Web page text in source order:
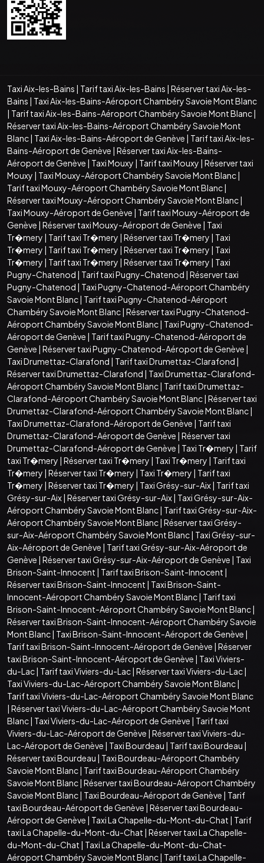
Taxi Aix-les-Bains | Tarif taxi Aix-les-Bains | Réserver taxi Aix-les-
Bains | Taxi Aix-les-Bains-Aéroport Chambéry Savoie Mont Blanc
| Tarif taxi Aix-les-Bains-Aéroport Chambéry Savoie Mont Blanc|
Réserver taxi Aix-les-Bains-Aéroport Chambéry Savoie Mont
Blanc| Taxi Aix-les-Bains-Aéroport de Genève | Tarif taxi Aix-les-
Bains-Aéroport de Genève | Réserver taxi Aix-les-Bains-
Aéroport de Genève | Taxi Mouxy | Tarif taxi Mouxy | Réserver taxi
Mouxy | Taxi Mouxy-Aéroport Chambéry Savoie Mont Blanc|
Tarif taxi Mouxy-Aéroport Chambéry Savoie Mont Blanc|
Réserver taxi Mouxy-Aéroport Chambéry Savoie Mont Blanc|
Taxi Mouxy-Aéroport de Genève | Tarif taxi Mouxy-Aéroport de
Genève | Réserver taxi Mouxy-Aéroport de Genève | Taxi
Tr�mery | Tarif taxi Tr�mery | Réserver taxi Tr�mery | Taxi
Tr�mery | Tarif taxi Tr�mery | Réserver taxi Tr�mery | Taxi
Tr�mery | Tarif taxi Tr�mery | Réserver taxi Tr�mery | Taxi
Pugny-Chatenod | Tarif taxi Pugny-Chatenod | Réserver taxi
Pugny-Chatenod | Taxi Pugny-Chatenod-Aéroport Chambéry
Savoie Mont Blanc| Tarif taxi Pugny-Chatenod-Aéroport
Chambéry Savoie Mont Blanc| Réserver taxi Pugny-Chatenod-
Aéroport Chambéry Savoie Mont Blanc| Taxi Pugny-Chatenod-
Aéroport de Genève | Tarif taxi Pugny-Chatenod-Aéroport de
Genève | Réserver taxi Pugny-Chatenod-Aéroport de Genève |
Taxi Drumettaz-Clarafond | Tarif taxi Drumettaz-Clarafond |
Réserver taxi Drumettaz-Clarafond | Taxi Drumettaz-Clarafond-
Aéroport Chambéry Savoie Mont Blanc| Tarif taxi Drumettaz-
Clarafond-Aéroport Chambéry Savoie Mont Blanc| Réserver taxi
Drumettaz-Clarafond-Aéroport Chambéry Savoie Mont Blanc|
Taxi Drumettaz-Clarafond-Aéroport de Genève | Tarif taxi
Drumettaz-Clarafond-Aéroport de Genève | Réserver taxi
Drumettaz-Clarafond-Aéroport de Genève | Taxi Tr�mery | Tarif
taxi Tr�mery | Réserver taxi Tr�mery | Taxi Tr�mery | Tarif taxi
Tr�mery | Réserver taxi Tr�mery | Taxi Tr�mery | Tarif taxi
Tr�mery | Réserver taxi Tr�mery | Taxi Grésy-sur-Aix| Tarif taxi
Grésy-sur-Aix| Réserver taxi Grésy-sur-Aix| Taxi Grésy-sur-Aix-
Aéroport Chambéry Savoie Mont Blanc| Tarif taxi Grésy-sur-Aix-
Aéroport Chambéry Savoie Mont Blanc| Réserver taxi Grésy-
sur-Aix-Aéroport Chambéry Savoie Mont Blanc| Taxi Grésy-sur-
Aix-Aéroport de Genève | Tarif taxi Grésy-sur-Aix-Aéroport de
Genève | Réserver taxi Grésy-sur-Aix-Aéroport de Genève | Taxi
Brison-Saint-Innocent | Tarif taxi Brison-Saint-Innocent |
Réserver taxi Brison-Saint-Innocent | Taxi Brison-Saint-
Innocent-Aéroport Chambéry Savoie Mont Blanc| Tarif taxi
Brison-Saint-Innocent-Aéroport Chambéry Savoie Mont Blanc|
Réserver taxi Brison-Saint-Innocent-Aéroport Chambéry Savoie
Mont Blanc| Taxi Brison-Saint-Innocent-Aéroport de Genève |
Tarif taxi Brison-Saint-Innocent-Aéroport de Genève | Réserver
taxi Brison-Saint-Innocent-Aéroport de Genève | Taxi Viviers-
du-Lac| Tarif taxi Viviers-du-Lac| Réserver taxi Viviers-du-Lac|
Taxi Viviers-du-Lac-Aéroport Chambéry Savoie Mont Blanc|
Tarif taxi Viviers-du-Lac-Aéroport Chambéry Savoie Mont Blanc
| Réserver taxi Viviers-du-Lac-Aéroport Chambéry Savoie Mont
Blanc| Taxi Viviers-du-Lac-Aéroport de Genève | Tarif taxi
Viviers-du-Lac-Aéroport de Genève | Réserver taxi Viviers-du-
Lac-Aéroport de Genève | Taxi Bourdeau | Tarif taxi Bourdeau |
Réserver taxi Bourdeau | Taxi Bourdeau-Aéroport Chambéry
Savoie Mont Blanc| Tarif taxi Bourdeau-Aéroport Chambéry
Savoie Mont Blanc| Réserver taxi Bourdeau-Aéroport Chambéry
Savoie Mont Blanc| Taxi Bourdeau-Aéroport de Genève | Tarif
taxi Bourdeau-Aéroport de Genève | Réserver taxi Bourdeau-
Aéroport de Genève | Taxi La Chapelle-du-Mont-du-Chat | Tarif
taxi La Chapelle-du-Mont-du-Chat | Réserver taxi La Chapelle-
du-Mont-du-Chat | Taxi La Chapelle-du-Mont-du-Chat-
Aéroport Chambéry Savoie Mont Blanc| Tarif taxi La Chapelle-